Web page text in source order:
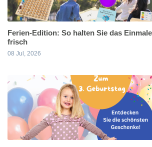
Ferien-Edition: So halten Sie das
frisch
08 Jul, 2026